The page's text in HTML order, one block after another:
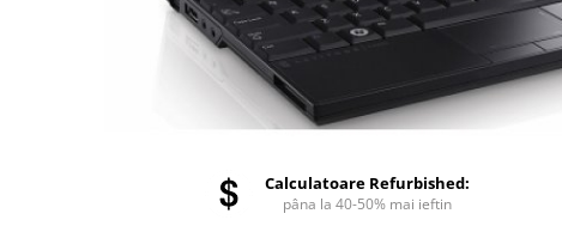
Calculatoare Refurbished:
pâna la 40-50% mai ieftin